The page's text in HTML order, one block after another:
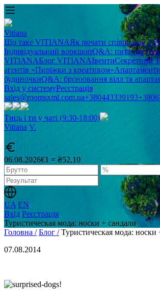
Vitiana
Що таке VITIANAЯк почати співпрацю з
Індивідуальний воркшопQ&A: питання та
VITIANAБлог VITIANAІвентиСекретний
агентів «Пиріжки з креативом»
будиночкиQ&A: бронювання вілл та
Вхід у системуРеєстрація
sales@roomsxml.com.ua+380443339193
Тиць і ти у чаті (9:30-18:00)
Vitiana V.
06.08.2026€1 = ₴52,10
UA EN
Вхід Реєстрація
Туристическая мода: носки + сандали
Головна / Блог / Туристическая мода: носки
07.08.2014